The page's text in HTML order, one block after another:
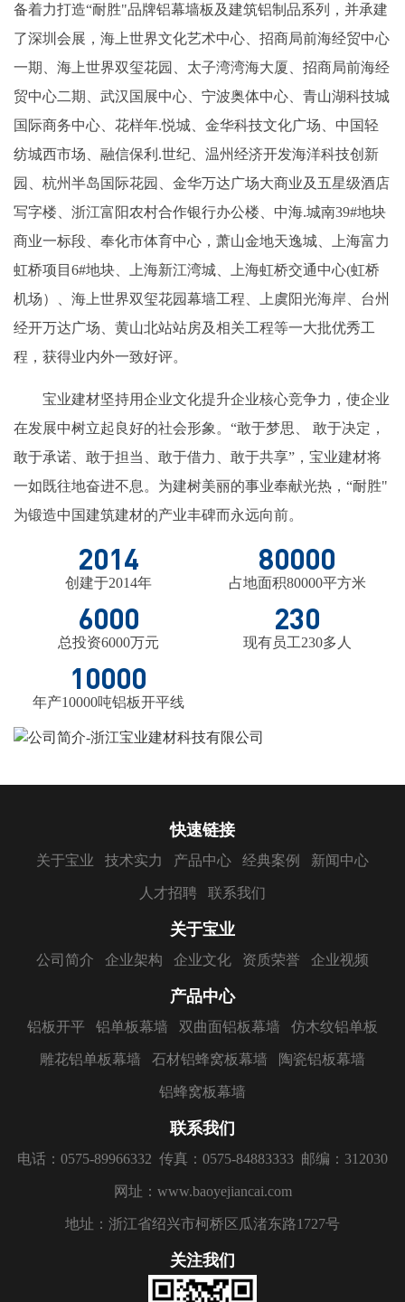
备着力打造“耐胜"品牌铝幕墙板及建筑铝制品系列，并承建
了深圳会展，海上世界文化艺术中心、招商局前海经贸中心
一期、海上世界双玺花园、太子湾湾海大厦、招商局前海经
贸中心二期、武汉国展中心、宁波奥体中心、青山湖科技城
国际商务中心、花样年.悦城、金华科技文化广场、中国轻
纺城西市场、融信保利.世纪、温州经济开发海洋科技创新
园、杭州半岛国际花园、金华万达广场大商业及五星级酒店
写字楼、浙江富阳农村合作银行办公楼、中海.城南39#地块
商业一标段、奉化市体育中心，萧山金地天逸城、上海富力
虹桥项目6#地块、上海新江湾城、上海虹桥交通中心(虹桥
机场）、海上世界双玺花园幕墙工程、上虞阳光海岸、台州
经开万达广场、黄山北站站房及相关工程等一大批优秀工
程，获得业内外一致好评。
宝业建材坚持用企业文化提升企业核心竞争力，使企业
在发展中树立起良好的社会形象。“敢于梦思、 敢于决定，
敢于承诺、敢于担当、敢于借力、敢于共享”，宝业建材将
一如既往地奋进不息。为建树美丽的事业奉献光热，“耐胜"
为锻造中国建筑建材的产业丰碑而永远向前。
2014
创建于2014年
80000
占地面积80000平方米
6000
总投资6000万元
230
现有员工230多人
10000
年产10000吨铝板开平线
快速链接
关于宝业 技术实力 产品中心 经典案例 新闻中心
人才招聘 联系我们
关于宝业
公司简介 企业架构 企业文化 资质荣誉 企业视频
产品中心
铝板开平 铝单板幕墙 双曲面铝板幕墙 仿木纹铝单板
雕花铝单板幕墙 石材铝蜂窝板幕墙 陶瓷铝板幕墙
铝蜂窝板幕墙
联系我们
电话：0575-89966332 传真：0575-84883333 邮编：312030
网址：www.baoyejiancai.com
地址：浙江省绍兴市柯桥区瓜渚东路1727号
关注我们